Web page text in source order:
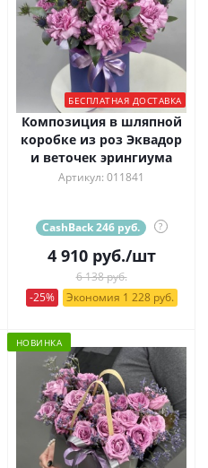
БЕСПЛАТНАЯ ДОСТАВКА
Композиция в шляпной
коробке из роз Эквадор
и веточек эрингиума
Артикул: 011841
CashBack 246 руб. ?
4 910руб./шт
6 138 руб.
-25%
Экономия 1 228 руб.
НОВИНКА